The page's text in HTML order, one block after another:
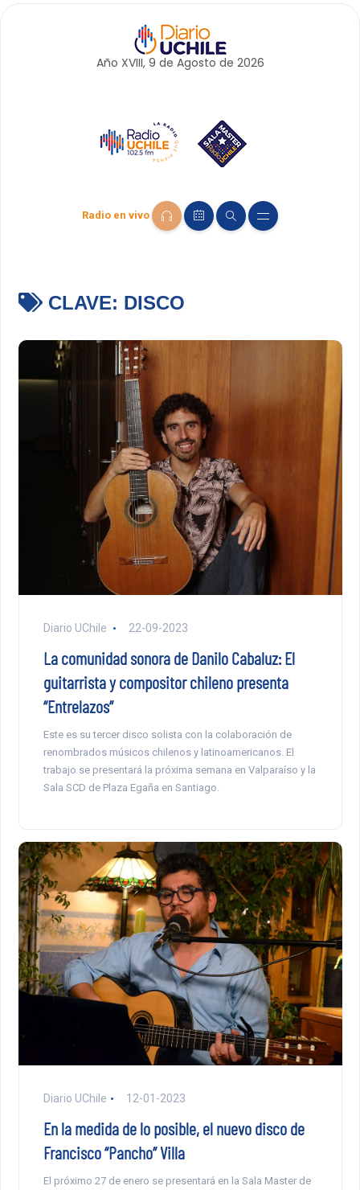
Año XVIII, 9 de Agosto de 2026
Radio en vivo
CLAVE: DISCO
Diario UChile 22-09-2023
La comunidad sonora de Danilo Cabaluz: El
guitarrista y compositor chileno presenta
“Entrelazos”
Este es su tercer disco solista con la colaboración de
renombrados músicos chilenos y latinoamericanos. El
trabajo se presentará la próxima semana en Valparaíso y la
Sala SCD de Plaza Egaña en Santiago.
Diario UChile 12-01-2023
En la medida de lo posible, el nuevo disco de
Francisco “Pancho” Villa
El próximo 27 de enero se presentará en la Sala Master de